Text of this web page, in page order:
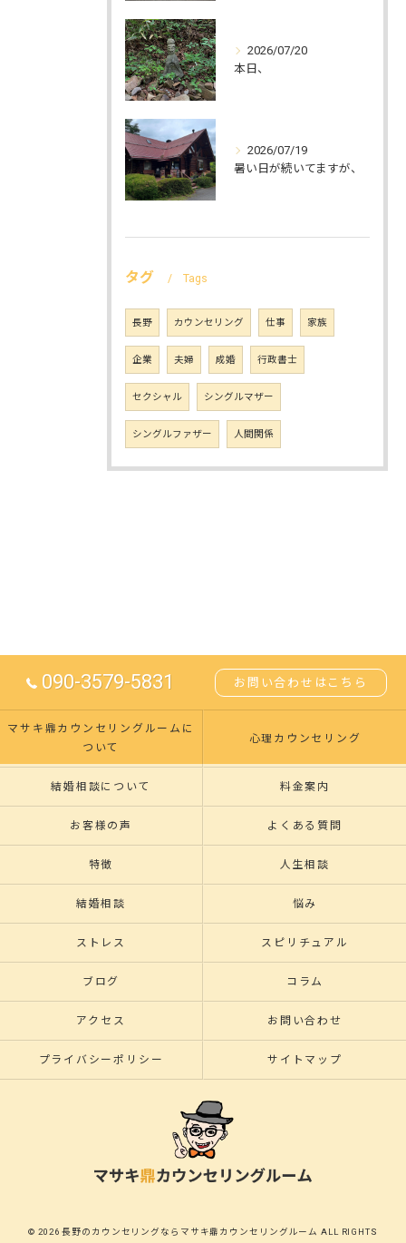
2026/07/20
本日、
2026/07/19
暑い日が続いてますが、
タグ Tags
長野 カウンセリング 仕事 家族
企業 夫婦 成婚 行政書士
セクシャル シングルマザー
シングルファザー 人間関係
090-3579-5831 お問い合わせはこちら
マサキ鼎カウンセリングルームに
ついて
心理カウンセリング
結婚相談について 料金案内
お客様の声 よくある質問
特徴 人生相談
結婚相談 悩み
ストレス スピリチュアル
ブログ コラム
アクセス お問い合わせ
プライバシーポリシー サイトマップ
© 2026 長野のカウンセリングならマサキ鼎カウンセリングルーム ALL RIGHTS